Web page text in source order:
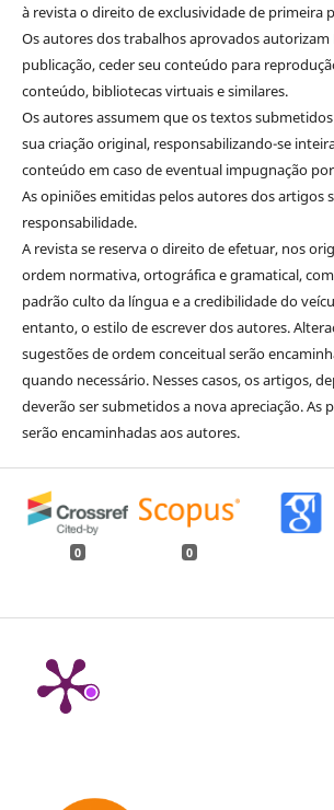
à revista o direito de exclusividade de primeira
Os autores dos trabalhos aprovados autorizam
publicação, ceder seu conteúdo para
conteúdo, bibliotecas virtuais e similares.
Os autores assumem que os textos
sua criação original, responsabilizando-se
conteúdo em caso de eventual impugnação
As opiniões emitidas pelos autores dos artigos
responsabilidade.
A revista se reserva o direito de efetuar, nos
ordem normativa, ortográfica e gramatical,
padrão culto da língua e a credibilidade do
entanto, o estilo de escrever dos autores.
sugestões de ordem conceitual serão
quando necessário. Nesses casos, os artigos,
deverão ser submetidos a nova apreciação. As
serão encaminhadas aos autores.
0 0